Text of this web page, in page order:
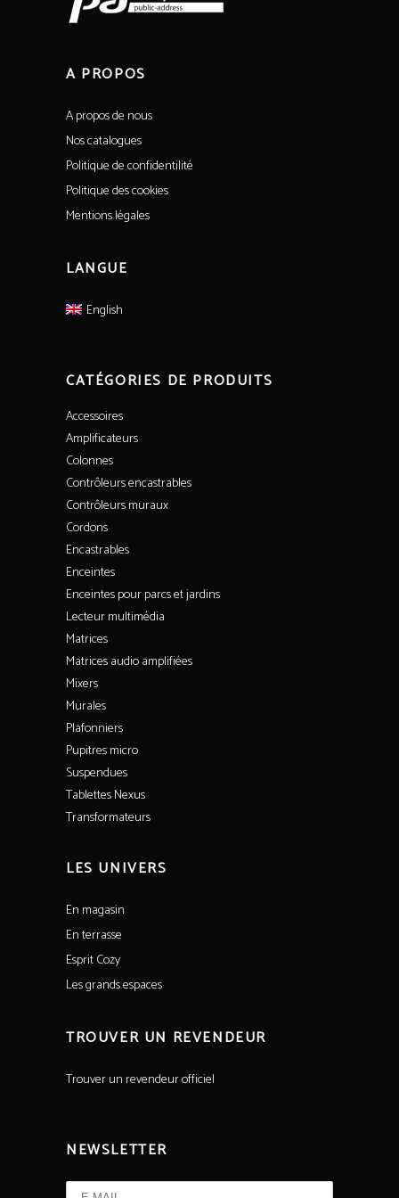
A PROPOS
A propos de nous
Nos catalogues
Politique de confidentilité
Politique des cookies
Mentions légales
LANGUE
English
CATÉGORIES DE PRODUITS
Accessoires
Amplificateurs
Colonnes
Contrôleurs encastrables
Contrôleurs muraux
Cordons
Encastrables
Enceintes
Enceintes pour parcs et jardins
Lecteur multimédia
Matrices
Matrices audio amplifiées
Mixers
Murales
Plafonniers
Pupitres micro
Suspendues
Tablettes Nexus
Transformateurs
LES UNIVERS
En magasin
En terrasse
Esprit Cozy
Les grands espaces
TROUVER UN REVENDEUR
Trouver un revendeur officiel
NEWSLETTER